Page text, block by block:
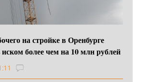
на стройке в Оренбурге
иском более чем на 10 млн рублей